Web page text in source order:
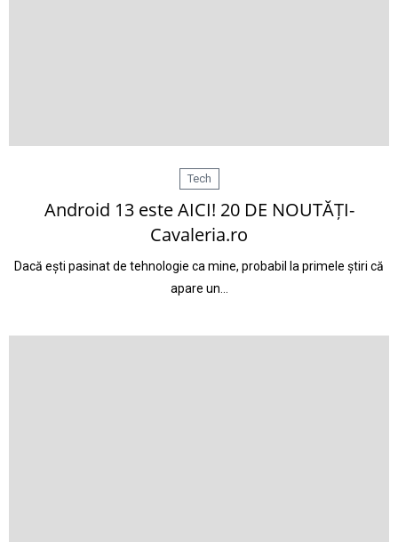
Tech
Android 13 este AICI! 20 DE NOUTĂȚI-
Cavaleria.ro
Dacă ești pasinat de tehnologie ca mine, probabil la primele știri că
apare un…